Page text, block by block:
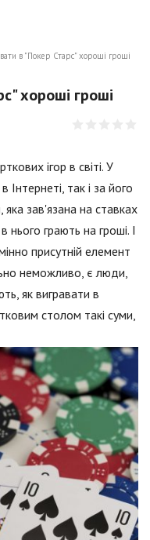
в "Покер Старс" хороші гроші
хороші гроші
ігор в світі. У
так і за його
зав'язана на ставках
нього грають на гроші. І
присутній елемент
неможливо, є люди,
як вигравати в
столом такі суми,